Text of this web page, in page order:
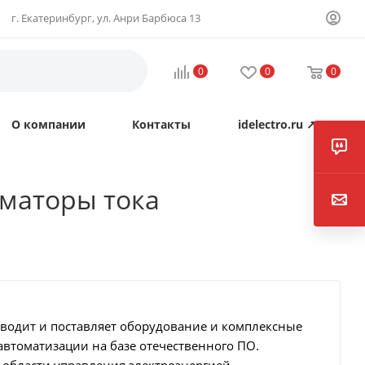
г. Екатеринбург, ул. Анри Барбюса 13
0 0 0
О компании Контакты idelectro.ru ↗
тока
и поставляет оборудование и комплексные
на базе отечественного ПО.